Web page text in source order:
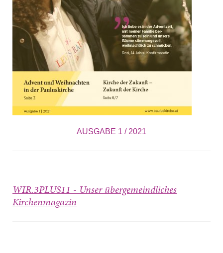
AUSGABE 1 / 2021
WIR.3PLUS11 - Unser übergemeindliches
Kirchenmagazin